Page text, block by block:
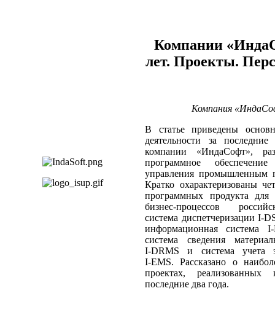
Компании
лет. Проекты.
Компания
В статье приведены
деятельности за последние
компании «ИндаСофт»,
программное
управления промышленным
Кратко охарактеризованы
программных продукта для
бизнес-процессов
система диспетчеризации
информационная
система сведения
I‑DRMS и система учета
I‑EMS. Рассказано о
проектах, реализованных
последние два года.